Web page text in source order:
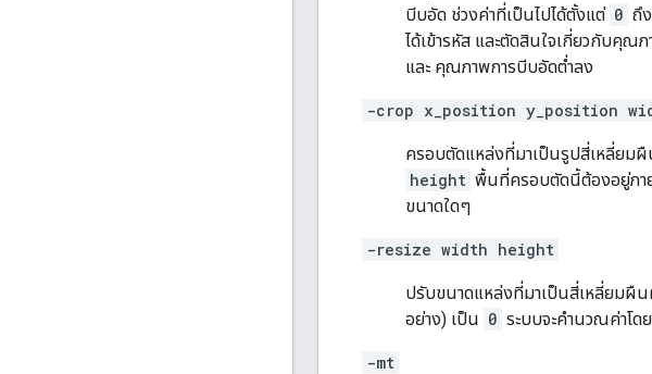
บีบอัด ช่วงค่าที่เป็นไปได้ตั้งแต่ 0 ถึง
ได้เข้ารหัส และตัดสินใจเกี่ยวกับคุณ
และ คุณภาพการบีบอัดต่ำลง
-crop x_position y_position
ครอบตัดแหล่งที่มาเป็นรูปสี่เหลี่ยม
height พื้นที่ครอบตัดนี้ต้องอยู่ภา
ขนาดใดๆ
-resize width height
ปรับขนาดแหล่งที่มาเป็นสี่เหลี่ยมผืน
อย่าง) เป็น 0 ระบบจะคำนวณค่าโด
-mt